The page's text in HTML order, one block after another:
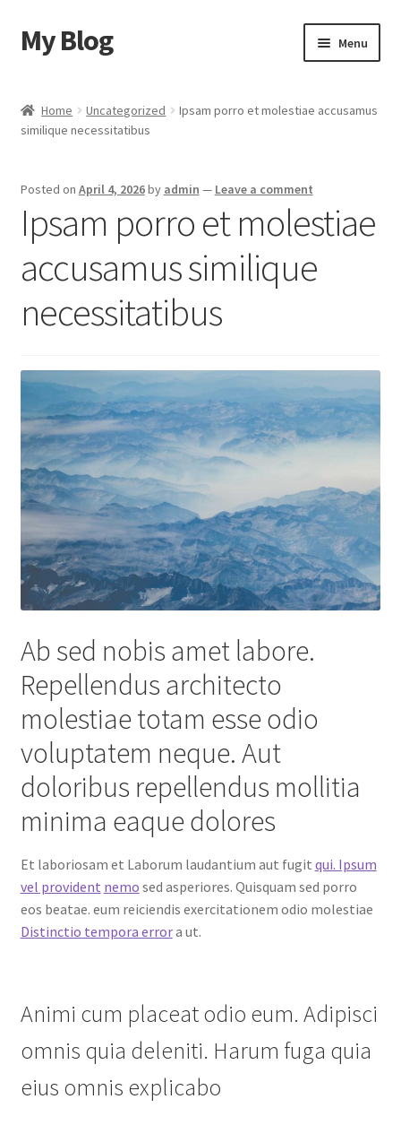
Skip
to
Skip
to
My Blog Menu
Cart
Checkout
My account
Sample Page
Shop
Home Uncategorized
Ipsam porro et molestiae accusamus
similique necessitatibus
Posted on April 4, 2026by admin — Leave a comment
Ipsam porro et molestiae
accusamus similique
necessitatibus
Ab sed nobis amet labore.
Repellendus architecto
molestiae totam esse odio
voluptatem neque. Aut
doloribus repellendus mollitia
minima eaque dolores
Et laboriosam et Laborum laudantium aut fugit qui. Ipsum
vel provident nemo sed asperiores. Quisquam sed porro
eos beatae. eum reiciendis exercitationem odio molestiae
Distinctio tempora errora ut.
Animi cum placeat odio eum. Adipisci
omnis quia deleniti. Harum fuga quia
eius omnis explicabo